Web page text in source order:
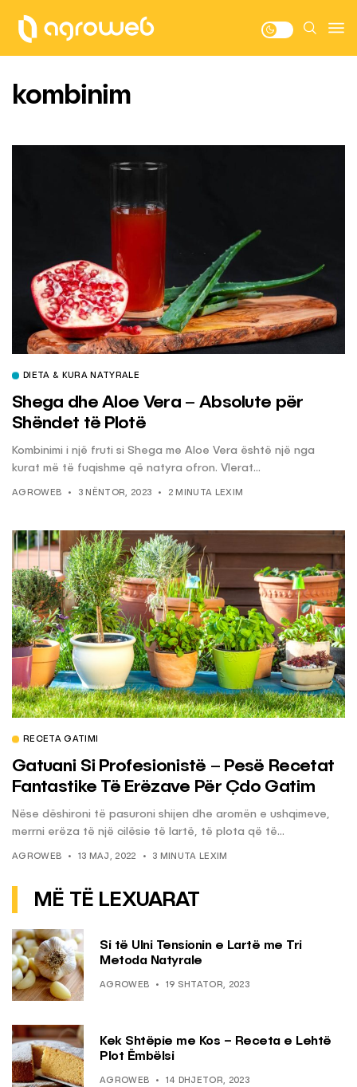
kombinim
DIETA & KURA NATYRALE
Shega dhe Aloe Vera – Absolute për
Shëndet të Plotë
Kombinimi i një fruti si Shega me Aloe Vera është një nga
kurat më të fuqishme që natyra ofron. Vlerat...
AGROWEB 3 NËNTOR, 2023 2 MINUTA LEXIM
RECETA GATIMI
Gatuani Si Profesionistë – Pesë Recetat
Fantastike Të Erëzave Për Çdo Gatim
Nëse dëshironi të pasuroni shijen dhe aromën e ushqimeve,
merrni erëza të një cilësie të lartë, të plota që të...
AGROWEB 13 MAJ, 2022 3 MINUTA LEXIM
MË TË LEXUARAT
Si të Ulni Tensionin e Lartë me Tri
Metoda Natyrale
AGROWEB 19 SHTATOR, 2023
Kek Shtëpie me Kos – Receta e Lehtë
Plot Ëmbëlsi
AGROWEB 14 DHJETOR, 2023